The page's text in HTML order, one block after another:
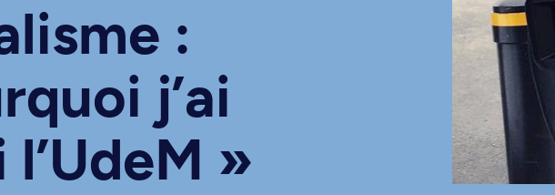
:
j’ai
»